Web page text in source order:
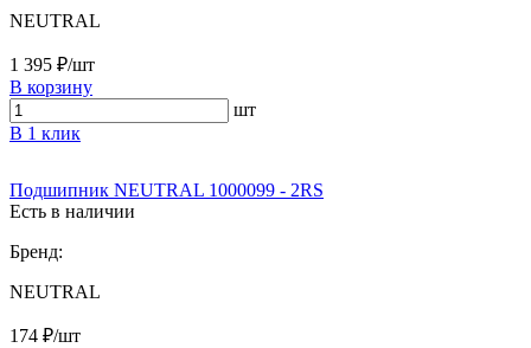
NEUTRAL
1 395 ₽/шт
В корзину
шт
В 1 клик
Подшипник NEUTRAL 1000099 - 2RS
Есть в наличии
Бренд:
NEUTRAL
174 ₽/шт